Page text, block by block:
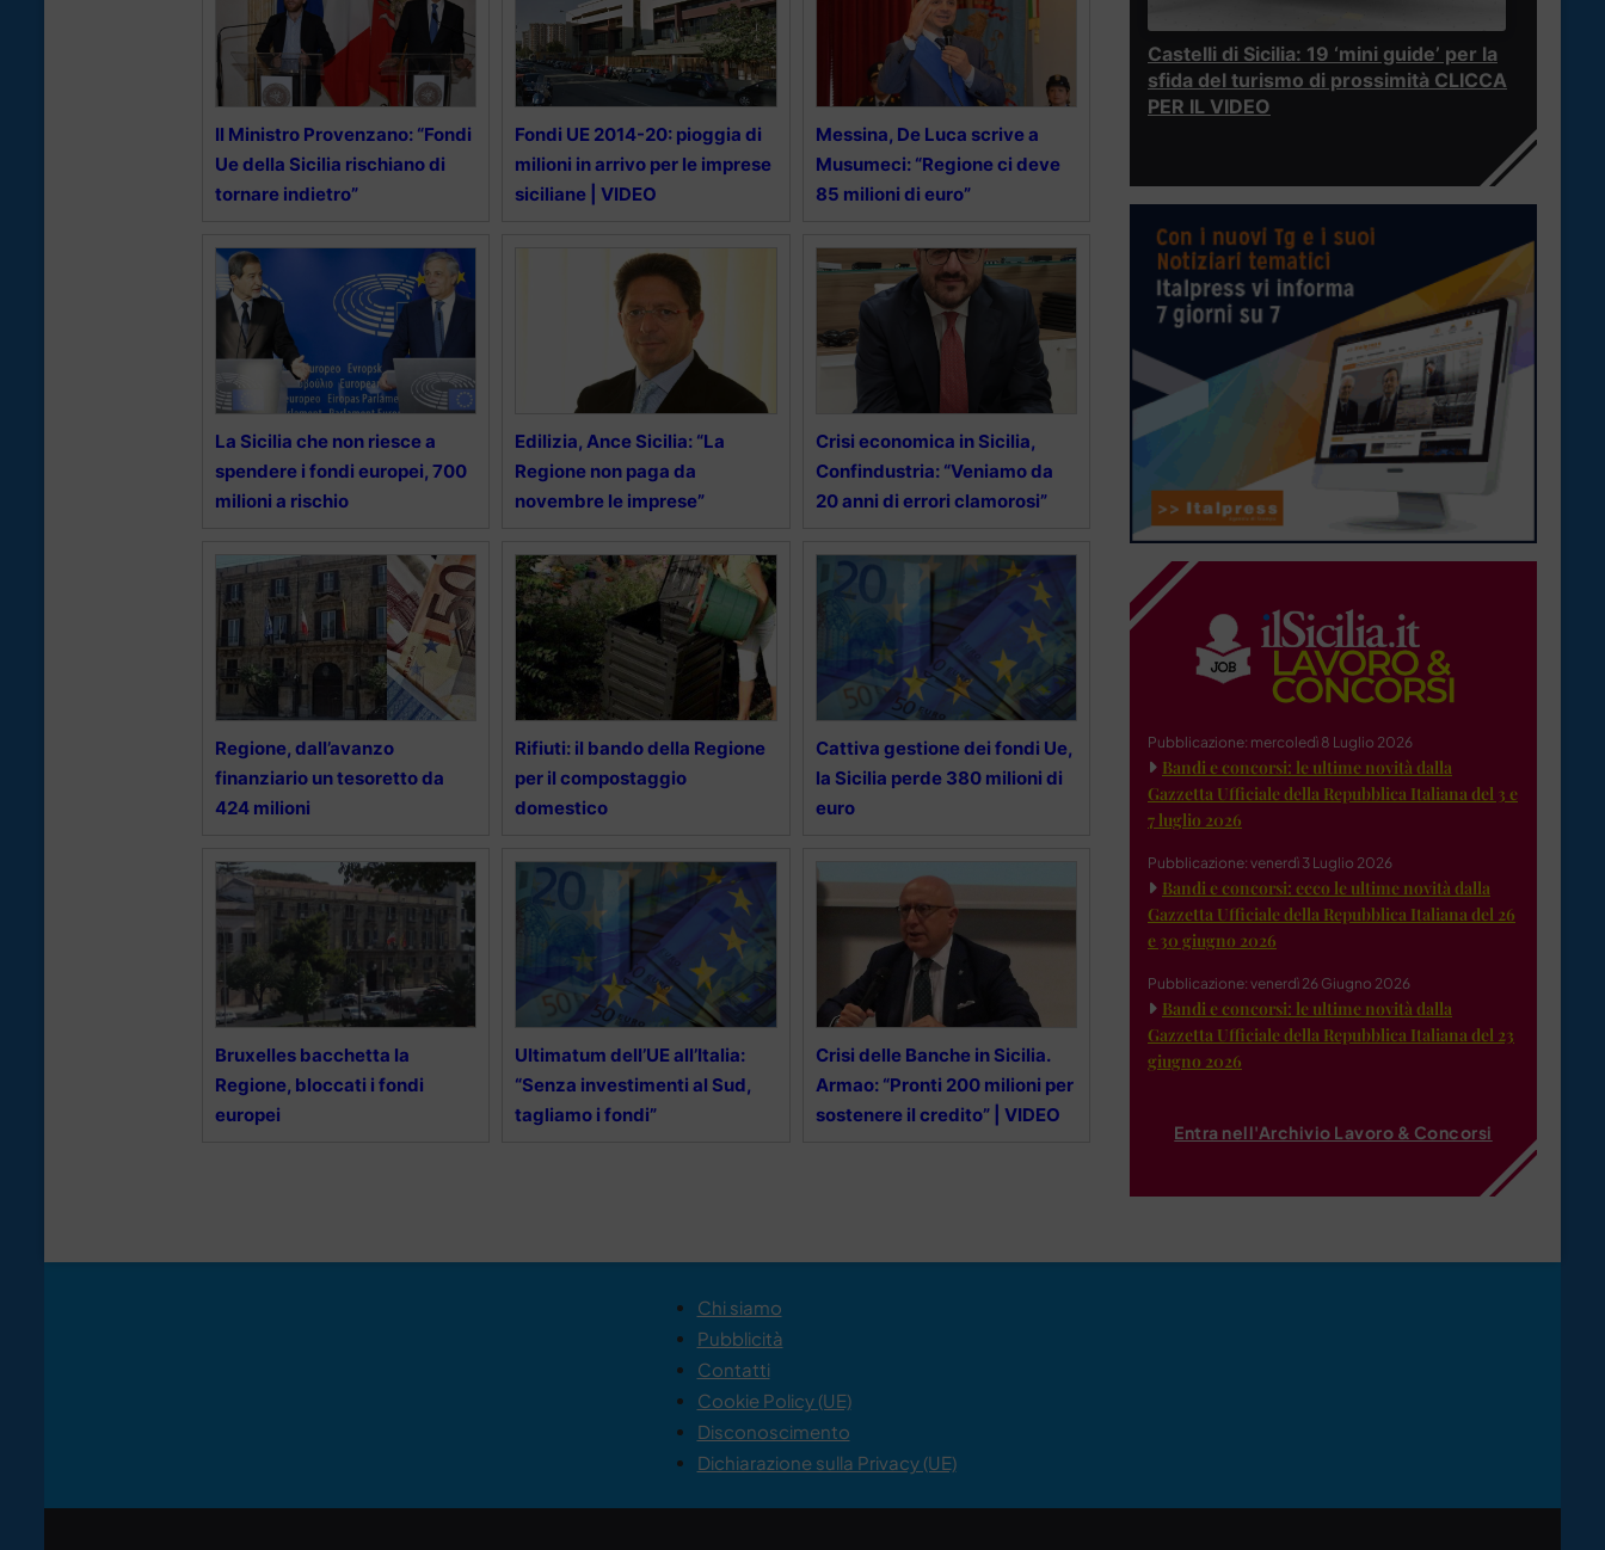
Il Ministro Provenzano: “Fondi
Ue della Sicilia rischiano di
tornare indietro”
Fondi UE 2014-20: pioggia di
milioni in arrivo per le imprese
siciliane | VIDEO
Messina, De Luca scrive a
Musumeci: “Regione ci deve
85 milioni di euro”
La Sicilia che non riesce a
spendere i fondi europei, 700
milioni a rischio
Edilizia, Ance Sicilia: “La
Regione non paga da
novembre le imprese”
Crisi economica in Sicilia,
Confindustria: “Veniamo da
20 anni di errori clamorosi”
Regione, dall’avanzo
finanziario un tesoretto da
424 milioni
Rifiuti: il bando della Regione
per il compostaggio
domestico
Cattiva gestione dei fondi Ue,
la Sicilia perde 380 milioni di
euro
Bruxelles bacchetta la
Regione, bloccati i fondi
europei
Ultimatum dell’UE all’Italia:
“Senza investimenti al Sud,
tagliamo i fondi”
Crisi delle Banche in Sicilia.
Armao: “Pronti 200 milioni per
sostenere il credito” | VIDEO
Castelli di Sicilia: 19 ‘mini guide’ per la
sfida del turismo di prossimità CLICCA
PER IL VIDEO
Pubblicazione: mercoledì 8 Luglio 2026
Bandi e concorsi: le ultime novità dalla
Gazzetta Ufficiale della Repubblica Italiana del 3 e
7 luglio 2026
Pubblicazione: venerdì 3 Luglio 2026
Bandi e concorsi: ecco le ultime novità dalla
Gazzetta Ufficiale della Repubblica Italiana del 26
e 30 giugno 2026
Pubblicazione: venerdì 26 Giugno 2026
Bandi e concorsi: le ultime novità dalla
Gazzetta Ufficiale della Repubblica Italiana del 23
giugno 2026
Entra nell'Archivio Lavoro & Concorsi
Chi siamo
Pubblicità
Contatti
Cookie Policy (UE)
Disconoscimento
Dichiarazione sulla Privacy (UE)